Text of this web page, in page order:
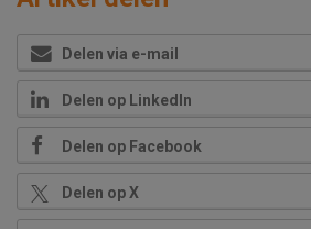
Delen via e-mail
Delen op LinkedIn
Delen op Facebook
Delen op X